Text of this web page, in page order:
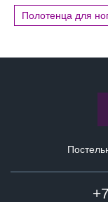
Полотенца для